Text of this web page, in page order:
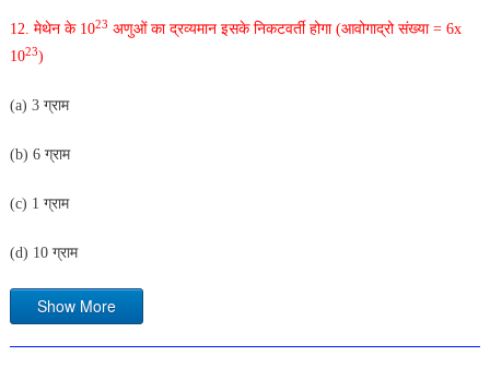
12. मेथेन के 1023 अणुओं का द्रव्यमान इसके निकटवर्ती होगा (आवोगाद्रो संख्या = 6x
1023)
(a) 3 ग्राम
(b) 6 ग्राम
(c) 1 ग्राम
(d) 10 ग्राम
Show More